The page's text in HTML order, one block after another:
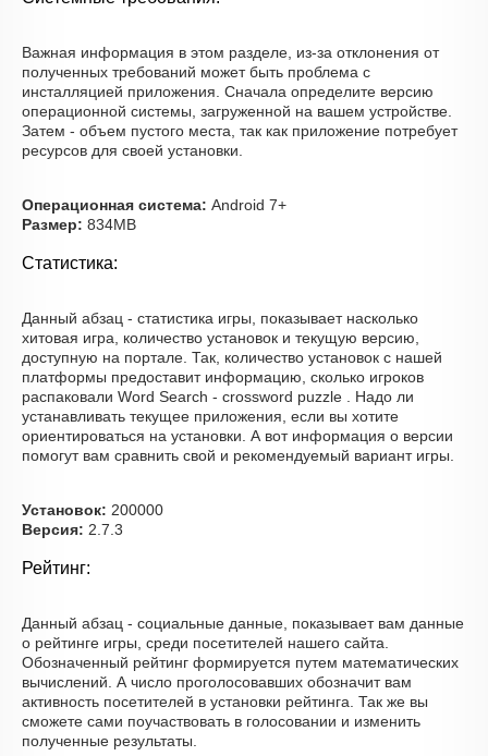
Важная информация в этом разделе, из-за отклонения от
полученных требований может быть проблема с
инсталляцией приложения. Сначала определите версию
операционной системы, загруженной на вашем устройстве.
Затем - объем пустого места, так как приложение потребует
ресурсов для своей установки.
Операционная система: Android 7+
Размер: 834MB
Статистика:
Данный абзац - статистика игры, показывает насколько
хитовая игра, количество установок и текущую версию,
доступную на портале. Так, количество установок с нашей
платформы предоставит информацию, сколько игроков
распаковали Word Search - crossword puzzle . Надо ли
устанавливать текущее приложения, если вы хотите
ориентироваться на установки. А вот информация о версии
помогут вам сравнить свой и рекомендуемый вариант игры.
Установок: 200000
Версия: 2.7.3
Рейтинг:
Данный абзац - социальные данные, показывает вам данные
о рейтинге игры, среди посетителей нашего сайта.
Обозначенный рейтинг формируется путем математических
вычислений. А число проголосовавших обозначит вам
активность посетителей в установки рейтинга. Так же вы
сможете сами поучаствовать в голосовании и изменить
полученные результаты.